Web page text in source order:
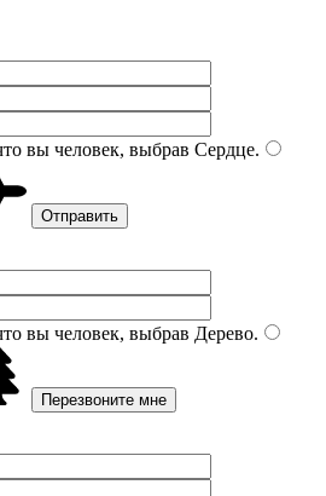
вы человек, выбрав Сердце.
вы человек, выбрав Дерево.